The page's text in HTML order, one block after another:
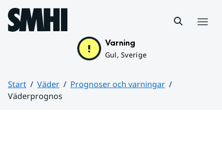
Hoppa till sidans innehåll
Varning
Gul, Sverige
Start Väder
Prognoser och varningar
Väderprognos